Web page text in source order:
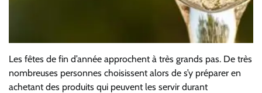
Les fêtes de fin d’année approchent à très grands pas. De très
nombreuses personnes choisissent alors de s’y préparer en
achetant des produits qui peuvent les servir durant